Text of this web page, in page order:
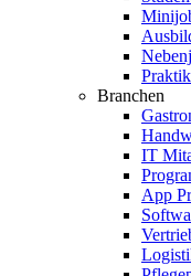
Branchen
IT
App